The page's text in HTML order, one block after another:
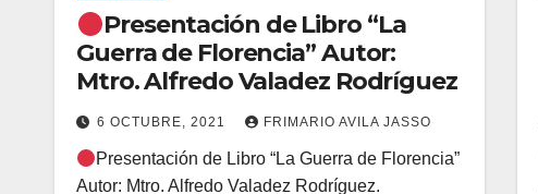
Presentación de Libro “La
Guerra de Florencia” Autor:
Mtro. Alfredo Valadez Rodríguez
6 OCTUBRE, 2021 FRIMARIO AVILA JASSO
Presentación de Libro “La Guerra de Florencia”
Autor: Mtro. Alfredo Valadez Rodríguez.